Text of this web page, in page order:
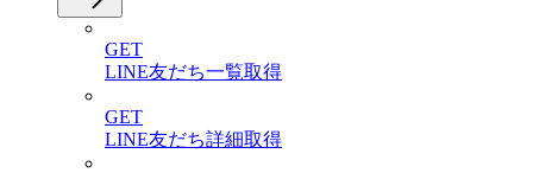
GET
LINE友だち一覧取得
GET
LINE友だち詳細取得